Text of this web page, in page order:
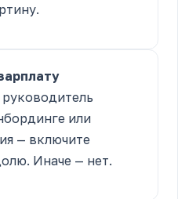
руководитель
или
— включите
Иначе — нет.